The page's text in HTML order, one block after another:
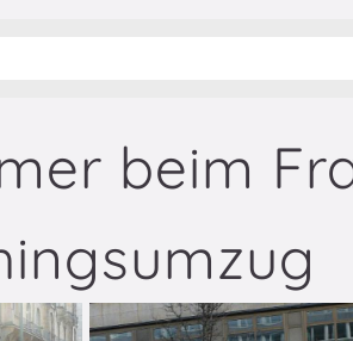
beim